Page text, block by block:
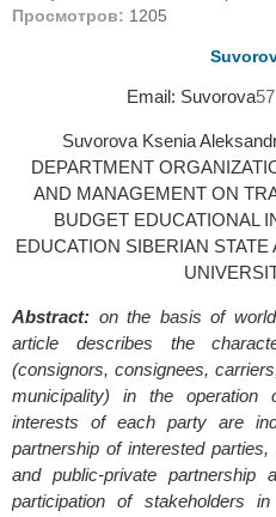
Просмотров: 1205
Email: Suvorovа
Suvorovа Ksenia
DEPARTMENT
AND MANAGEMENT ON
BUDGET EDUCATIONAL
EDUCATION SIBERIAN
Abstract: оn the basis of
article describes the
(consignors, consignees,
municipality) in the operation
interests of each party are
partnership of interested
and public-private partnership
participation of stakeholders